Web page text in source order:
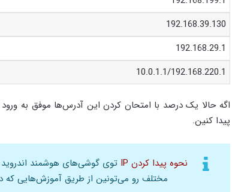
192.168.39.130
192.168.29.1
10.0.1.1/192.168.220.1
پیدا کنین.
نحوه پیدا کردن IP
مختلف رو می‌تونین از طریق آموزش‌هایی که